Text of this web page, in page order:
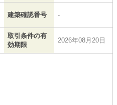
建築確認番号 -
取引条件の有
効期限
2026年08月20日